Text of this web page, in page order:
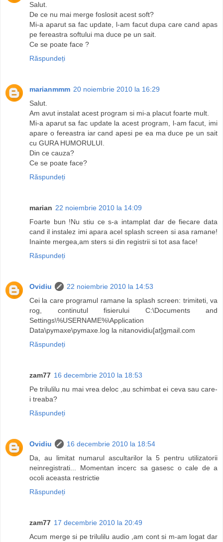
Salut.
De ce nu mai merge foslosit acest soft?
Mi-a aparut sa fac update, l-am facut dupa care cand apas
pe fereastra softului ma duce pe un sait.
Ce se poate face ?
Răspundeți
marianmmm 20 noiembrie 2010 la 16:29
Salut.
Am avut instalat acest program si mi-a placut foarte mult.
Mi-a aparut sa fac update la acest program, l-am facut, imi
apare o fereastra iar cand apesi pe ea ma duce pe un sait
cu GURA HUMORULUI.
Din ce cauza?
Ce se poate face?
Răspundeți
marian 22 noiembrie 2010 la 14:09
Foarte bun !Nu stiu ce s-a intamplat dar de fiecare data
cand il instalez imi apara acel splash screen si asa ramane!
Inainte mergea,am sters si din registrii si tot asa face!
Răspundeți
Ovidiu
22 noiembrie 2010 la 14:53
Cei la care programul ramane la splash screen: trimiteti, va
rog, continutul fisierului C:\Documents and
Settings\%USERNAME%\Application
Data\pymaxe\pymaxe.log la nitanovidiu[at]gmail.com
Răspundeți
zam77 16 decembrie 2010 la 18:53
Pe trilulilu nu mai vrea deloc ,au schimbat ei ceva sau care-
i treaba?
Răspundeți
Ovidiu
16 decembrie 2010 la 18:54
Da, au limitat numarul ascultarilor la 5 pentru utilizatorii
neinregistrati... Momentan incerc sa gasesc o cale de a
ocoli aceasta restrictie
Răspundeți
zam77 17 decembrie 2010 la 20:49
Acum merge si pe trilulilu audio ,am cont si m-am logat dar